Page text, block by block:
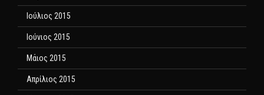
Ιούλιος 2015
Ιούνιος 2015
Μάιος 2015
Απρίλιος 2015